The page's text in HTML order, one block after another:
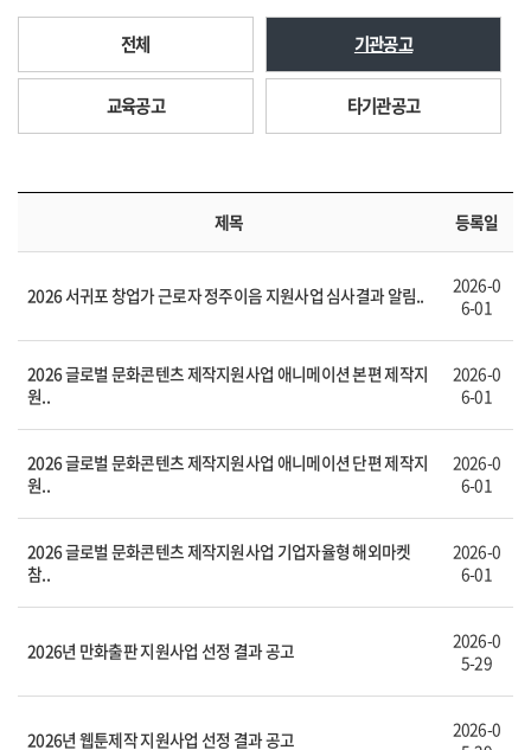
전체 기관공고
교육공고 타기관공고
제목 등록일
2026 서귀포 창업가 근로자 정주이음 지원사업 심사결과 알림..
2026-0
6-01
2026 글로벌 문화콘텐츠 제작지원사업 애니메이션 본편 제작지
원..
2026-0
6-01
2026 글로벌 문화콘텐츠 제작지원사업 애니메이션 단편 제작지
원..
2026-0
6-01
2026 글로벌 문화콘텐츠 제작지원사업 기업자율형 해외마켓
참..
2026-0
6-01
2026년 만화출판 지원사업 선정 결과 공고
2026-0
5-29
2026년 웹툰제작 지원사업 선정 결과 공고
2026-0